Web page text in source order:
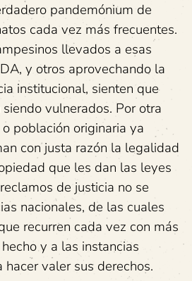
pandemónium de
cada vez más frecuentes.
llevados a esas
y otros aprovechando la
institucional, sienten que
vulnerados. Por otra
población originaria ya
con justa razón la legalidad
que les dan las leyes
de justicia no se
nacionales, de las cuales
recurren cada vez con más
y a las instancias
valer sus derechos.